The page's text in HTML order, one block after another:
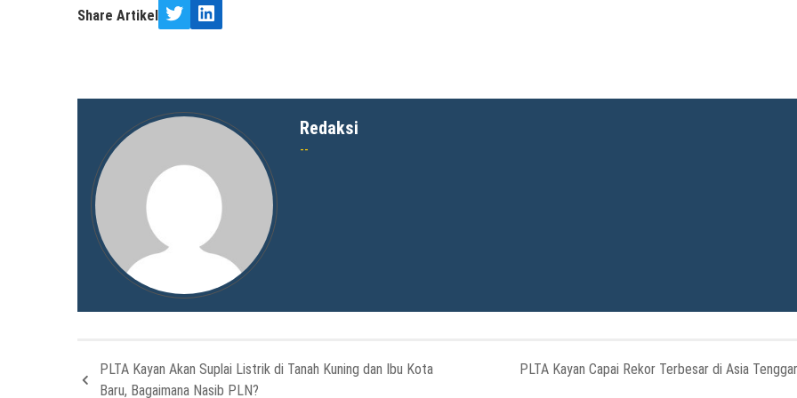
Share Artikel TwitterLinkedIn
Redaksi
PLTA Kayan Akan Suplai Listrik di Tanah Kuning dan Ibu Kota
Baru, Bagaimana Nasib PLN?
PLTA Kayan Capai Rekor Terbesar di Asia